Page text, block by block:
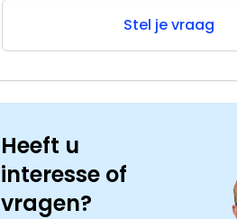
Stel je vraag
Heeft u
interesse of
vragen?